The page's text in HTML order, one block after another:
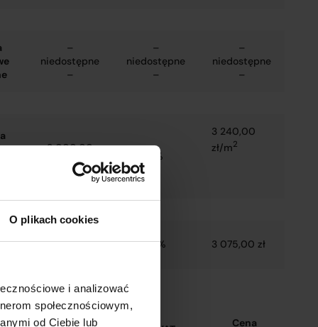
O plikach cookies
i analizować
społecznościowym,
od Ciebie lub
–
niedostępne
–
–
niedostępne
–
–
niedostępne
–
3 000,00
zł/m2 8%
3 240,00
zł/m2
2 500,00 zł 23% 3 075,00 zł
Etap II – budynek C
Cena